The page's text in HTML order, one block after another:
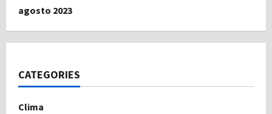
agosto 2023
CATEGORIES
Clima